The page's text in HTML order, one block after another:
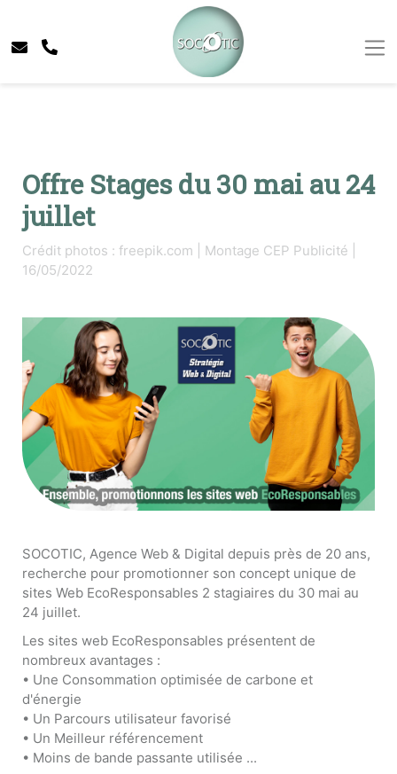
Offre Stages du 30 mai au 24
juillet
Crédit photos : freepik.com | Montage CEP Publicité |
16/05/2022
SOCOTIC, Agence Web & Digital depuis près de 20 ans,
recherche pour promotionner son concept unique de
sites Web EcoResponsables 2 stagiaires du 30 mai au
24 juillet.
Les sites web EcoResponsables présentent de
nombreux avantages :
• Une Consommation optimisée de carbone et
d'énergie
• Un Parcours utilisateur favorisé
• Un Meilleur référencement
• Moins de bande passante utilisée ...